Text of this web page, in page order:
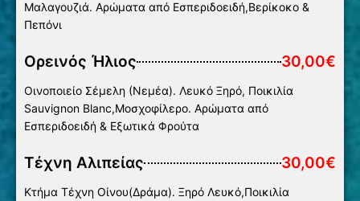
Μαλαγουζιά. Αρώματα από Εσπεριδοειδή,Βερίκοκο &
Πεπόνι
Ορεινός Ήλιος 30,00€
Οινοποιείο Σέμελη (Νεμέα). Λευκό Ξηρό, Ποικιλία
Sauvignon Βlanc,Μοσχοφίλερο. Αρώματα από
Εσπεριδοειδή & Εξωτικά Φρούτα
Τέχνη Αλιπείας 30,00€
Κτήμα Τέχνη Οίνου(Δράμα). Ξηρό Λευκό,Ποικιλία